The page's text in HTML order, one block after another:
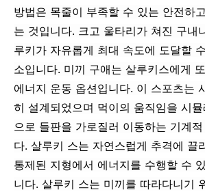
방법은 목줄이 부족할 수 있는 안전하
는 것입니다. 크고 울타리가 쳐진 구내
루키가 자유롭게 최대 속도에 도달할
소입니다. 미끼 구애는 살루키스에게
에너지 운동 옵션입니다. 이 스포츠는
히 설계되었으며 먹이의 움직임을 시
으로 들판을 가로질러 이동하는 기계
다. 살루키 스는 자연스럽게 추격에 끌
통제된 지형에서 에너지를 수행할 수
니다. 살루키 스는 미끼를 따라다니기